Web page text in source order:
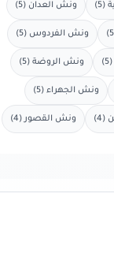
ونش العدان (5)
ونش الفردوس (5)
ونش الروضة (5)
ونش الجهراء (5)
(4) ونش القصور (4)